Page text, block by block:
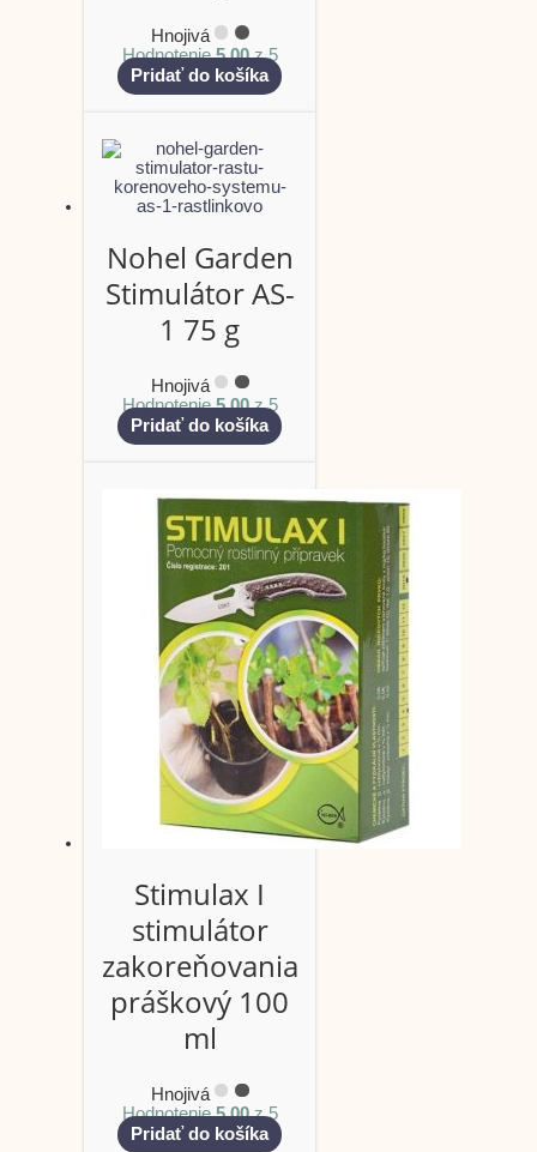
Hnojivá
Hodnotenie5.00z 5
Pridať do košíka
Nohel Garden
Stimulátor AS-
1 75 g
Hnojivá
Hodnotenie5.00z 5
Pridať do košíka
Stimulax I
stimulátor
zakoreňovania
práškový 100
ml
Hnojivá
Hodnotenie5.00z 5
Pridať do košíka